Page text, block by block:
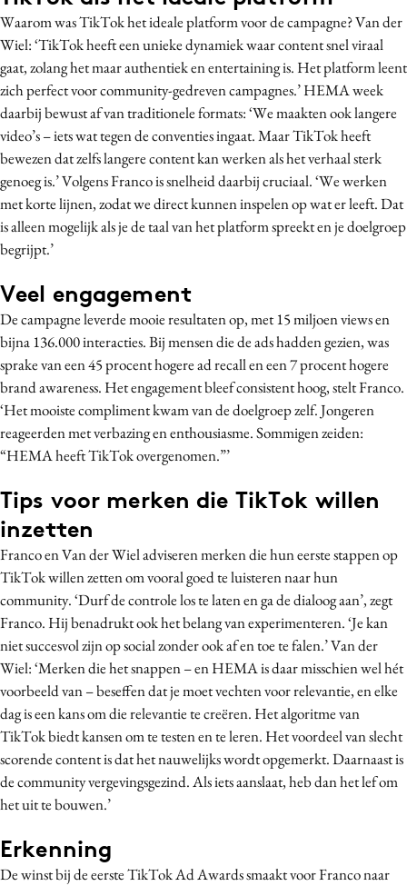
Waarom was TikTok het ideale platform voor de campagne? Van der
Wiel: ‘TikTok heeft een unieke dynamiek waar content snel viraal
gaat, zolang het maar authentiek en entertaining is. Het platform leent
zich perfect voor community-gedreven campagnes.’ HEMA week
daarbij bewust af van traditionele formats: ‘We maakten ook langere
video’s – iets wat tegen de conventies ingaat. Maar TikTok heeft
bewezen dat zelfs langere content kan werken als het verhaal sterk
genoeg is.’ Volgens Franco is snelheid daarbij cruciaal. ‘We werken
met korte lijnen, zodat we direct kunnen inspelen op wat er leeft. Dat
is alleen mogelijk als je de taal van het platform spreekt en je doelgroep
begrijpt.’
Veel engagement
De campagne leverde mooie resultaten op, met 15 miljoen views en
bijna 136.000 interacties. Bij mensen die de ads hadden gezien, was
sprake van een 45 procent hogere ad recall en een 7 procent hogere
brand awareness. Het engagement bleef consistent hoog, stelt Franco.
‘Het mooiste compliment kwam van de doelgroep zelf. Jongeren
reageerden met verbazing en enthousiasme. Sommigen zeiden:
“HEMA heeft TikTok overgenomen.”’
Tips voor merken die TikTok willen
inzetten
Franco en Van der Wiel adviseren merken die hun eerste stappen op
TikTok willen zetten om vooral goed te luisteren naar hun
community. ‘Durf de controle los te laten en ga de dialoog aan’, zegt
Franco. Hij benadrukt ook het belang van experimenteren. ‘Je kan
niet succesvol zijn op social zonder ook af en toe te falen.’ Van der
Wiel: ‘Merken die het snappen – en HEMA is daar misschien wel hét
voorbeeld van – beseffen dat je moet vechten voor relevantie, en elke
dag is een kans om die relevantie te creëren. Het algoritme van
TikTok biedt kansen om te testen en te leren. Het voordeel van slecht
scorende content is dat het nauwelijks wordt opgemerkt. Daarnaast is
de community vergevingsgezind. Als iets aanslaat, heb dan het lef om
het uit te bouwen.’
Erkenning
De winst bij de eerste TikTok Ad Awards smaakt voor Franco naar